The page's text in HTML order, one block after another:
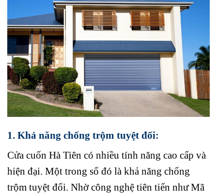
1. Khả năng chống trộm tuyệt đối:
Cửa cuốn Hà Tiên có nhiều tính năng cao cấp và
hiện đại. Một trong số đó là khả năng chống
trộm tuyệt đối. Nhờ công nghệ tiên tiến như Mã